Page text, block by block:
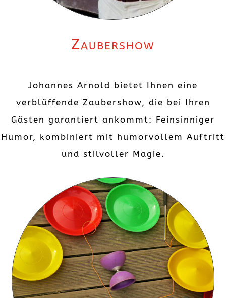
Zaubershow
Johannes Arnold bietet Ihnen eine
verblüffende Zaubershow, die bei Ihren
Gästen garantiert ankommt: Feinsinniger
Humor, kombiniert mit humorvollem Auftritt
und stilvoller Magie.